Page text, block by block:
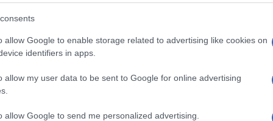
allow Google to enable storage related to advertising like cookies on
identifiers in apps.
allow my user data to be sent to Google for online advertising
allow Google to send me personalized advertising.
che richiede un affinamento accurato.
le caratteristiche tecniche tipiche
rivolgendosi a chi cerca un calice per
l’intero pasto.